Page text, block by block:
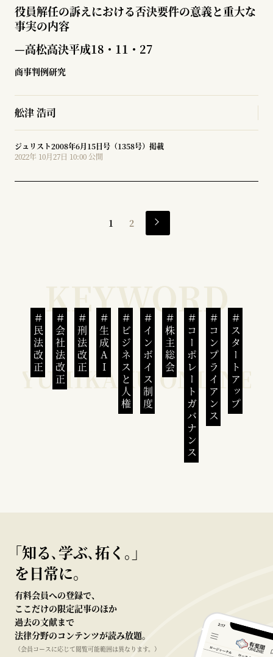
役員解任の訴えにおける否決要件の意義と重大な
事実の内容
—高松高決平成18・11・27
商事判例研究
舩津 浩司
ジュリスト2008年6月15日号（1358号）掲載
2022年 10月27日 10:00 公開
1 2
民法改正 会社法改正 刑法改正 生成AI ビジネスと人権インボイス制度 株主総会 コーポレートガバナンスコンプライアンススタートアップ
｢知る､学ぶ､拓く｡｣
を日常に。
有料会員への登録で、
ここだけの限定記事のほか
過去の文献まで
法律分野のコンテンツが読み放題。
（会員コースに応じて閲覧可能範囲は異なります。）